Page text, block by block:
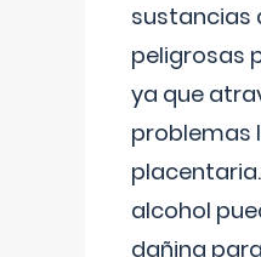
sustancias
peligrosas
ya que
problemas
alcohol
dañina